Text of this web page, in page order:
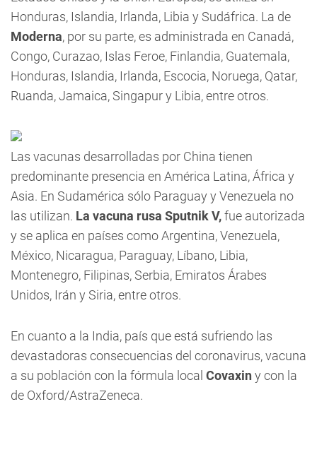
Honduras, Islandia, Irlanda, Libia y Sudáfrica. La de
Moderna, por su parte, es administrada en Canadá,
Congo, Curazao, Islas Feroe, Finlandia, Guatemala,
Honduras, Islandia, Irlanda, Escocia, Noruega, Qatar,
Ruanda, Jamaica, Singapur y Libia, entre otros.
Las vacunas desarrolladas por China tienen
predominante presencia en América Latina, África y
Asia. En Sudamérica sólo Paraguay y Venezuela no
las utilizan. La vacuna rusa Sputnik V,fue autorizada
y se aplica en países como Argentina, Venezuela,
México, Nicaragua, Paraguay, Líbano, Libia,
Montenegro, Filipinas, Serbia, Emiratos Árabes
Unidos, Irán y Siria, entre otros.
En cuanto a la India, país que está sufriendo las
devastadoras consecuencias del coronavirus, vacuna
a su población con la fórmula local Covaxin y con la
de Oxford/AstraZeneca.